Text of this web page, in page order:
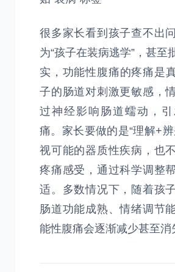
很多家长看到孩子查不出
为“孩子在装病逃学”，甚至
实，功能性腹痛的疼痛
子的肠道对刺激更敏感，
过神经影响肠道蠕动，
痛。家长要做的是“理解+
视可能的器质性疾病，也
疼痛感受，通过科学调整
适。多数情况下，随着孩
肠道功能成熟、情绪调节
能性腹痛会逐渐减少甚至消